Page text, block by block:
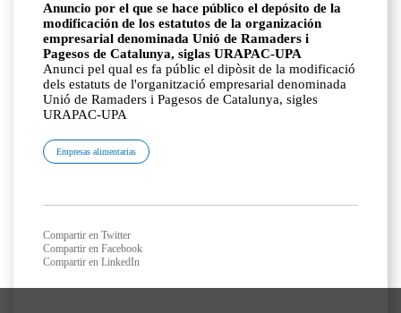
Anuncio por el que se hace público el depósito de la
modificación de los estatutos de la organización
empresarial denominada Unió de Ramaders i
Pagesos de Catalunya, siglas URAPAC-UPA
Anunci pel qual es fa públic el dipòsit de la modificació
dels estatuts de l'organització empresarial denominada
Unió de Ramaders i Pagesos de Catalunya, sigles
URAPAC-UPA
Empresas alimentarias
Compartir en Twitter
Compartir en Facebook
Compartir en LinkedIn